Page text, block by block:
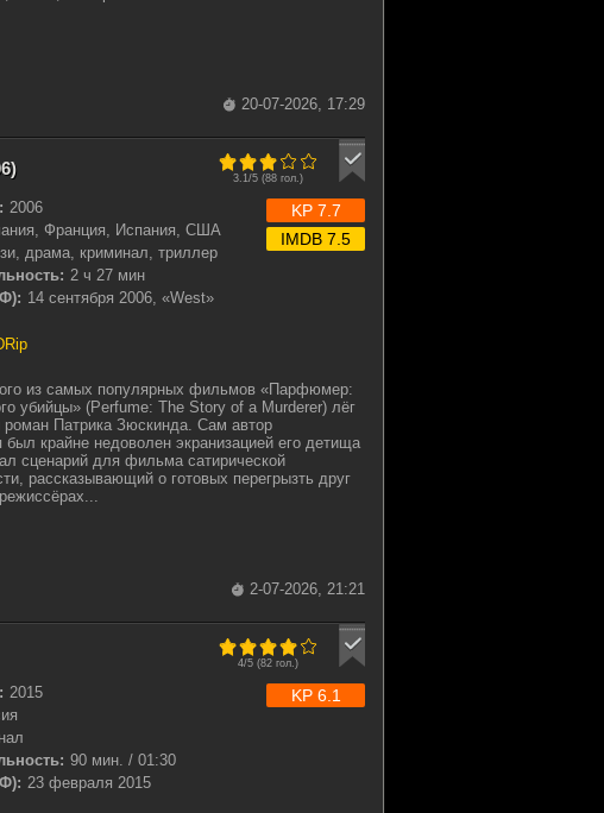
20-07-2026, 17:29
3.1/5 (88 гол.)
2006
Франция, Испания, США
драма, криминал, триллер
2 ч 27 мин
14 сентября 2006, «West»
KP 7.7
IMDB 7.5
из самых популярных фильмов «Парфюмер:
убийцы» (Perfume: The Story of a Murderer) лёг
Патрика Зюскинда. Сам автор
был крайне недоволен экранизацией его детища
сценарий для фильма сатирической
рассказывающий о готовых перегрызть друг
2-07-2026, 21:21
4/5 (82 гол.)
2015
90 мин. / 01:30
23 февраля 2015
KP 6.1